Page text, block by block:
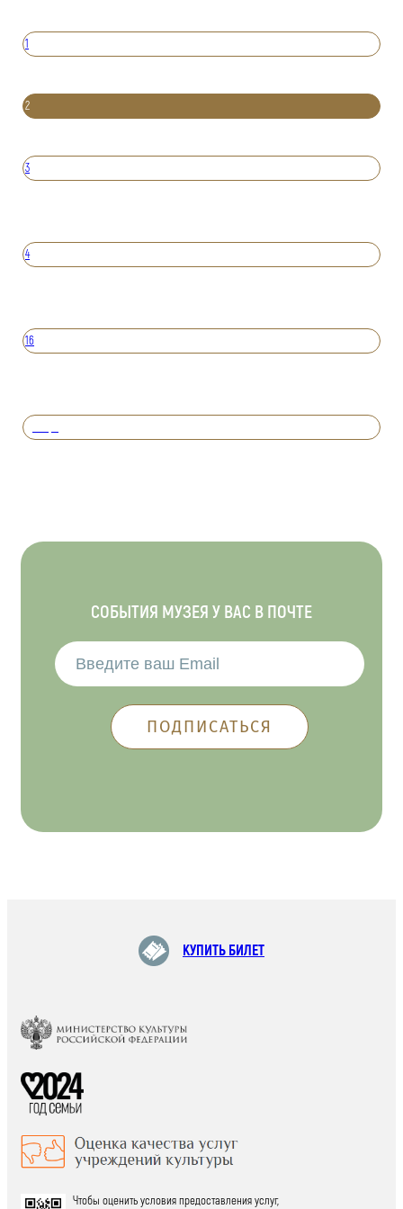
1
2
3
4
16
СОБЫТИЯ МУЗЕЯ У ВАС В ПОЧТЕ
КУПИТЬ БИЛЕТ
Чтобы оценить условия предоставления услуг,